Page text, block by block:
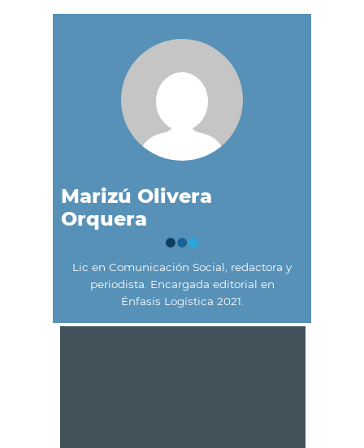
Marizú Olivera
Orquera
Lic en Comunicación Social, redactora y
periodista. Encargada editorial en
Énfasis Logística 2021.